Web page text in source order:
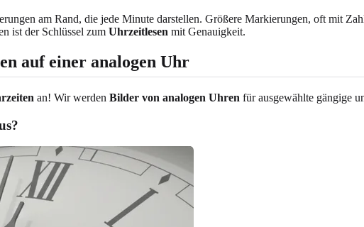
am Rand, die jede Minute darstellen. Größere Markierungen, oft mit
ist der Schlüssel zum Uhrzeitlesen mit Genauigkeit.
auf einer analogen Uhr
an! Wir werden Bilder von analogen Uhren für ausgewählte gängige